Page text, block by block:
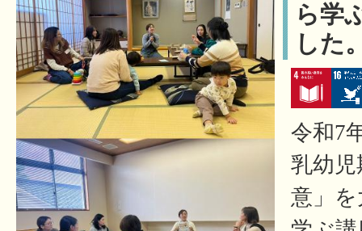
ら学
した
令和7
乳幼
意」